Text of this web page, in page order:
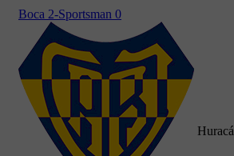
Boca 2-Sportsman 0